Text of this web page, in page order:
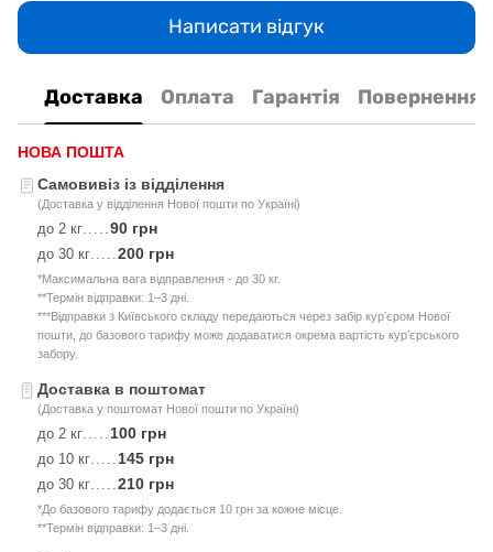
Написати відгук
Доставка Оплата Гарантія Повернення
НОВА ПОШТА
Самовивіз із відділення
(Доставка у відділення Нової пошти по Україні)
до 2 кг 90 грн
до 30 кг 200 грн
*Максимальна вага відправлення - до 30 кг.
**Термін відправки: 1–3 дні.
***Відправки з Київського складу передаються через забір курʼєром Нової
пошти, до базового тарифу може додаватися окрема вартість курʼєрського
забору.
Доставка в поштомат
(Доставка у поштомат Нової пошти по Україні)
до 2 кг 100 грн
до 10 кг 145 грн
до 30 кг 210 грн
*До базового тарифу додається 10 грн за кожне місце.
**Термін відправки: 1–3 дні.